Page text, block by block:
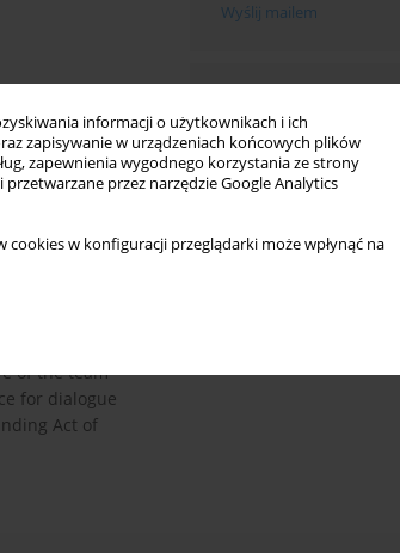
informacji o użytkownikach i ich
zapisywanie w urządzeniach końcowych plików
zapewnienia wygodnego korzystania ze strony
przetwarzane przez narzędzie Google Analytics
w konfiguracji przeglądarki może wpłynąć na
inpatient
in
as
of the team
for dialogue
Act of
Wyślij mailem
Indeks słów kluczowych
Indeks dziedzin